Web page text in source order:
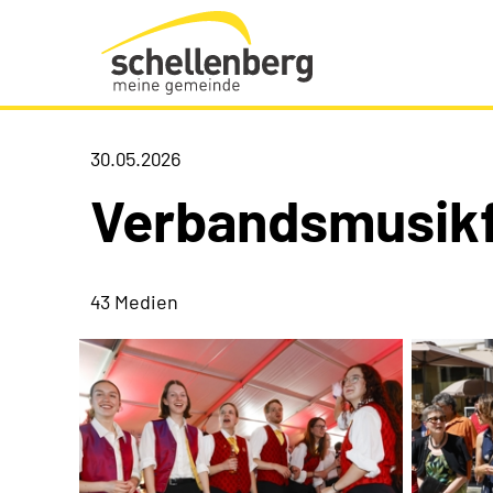
Gemeinde Schellenberg Startseite
30.05.2026
43 Medien